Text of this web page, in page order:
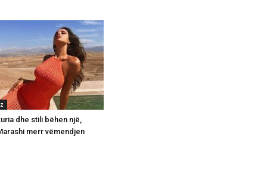
dhe stili bëhen një,
merr vëmendjen